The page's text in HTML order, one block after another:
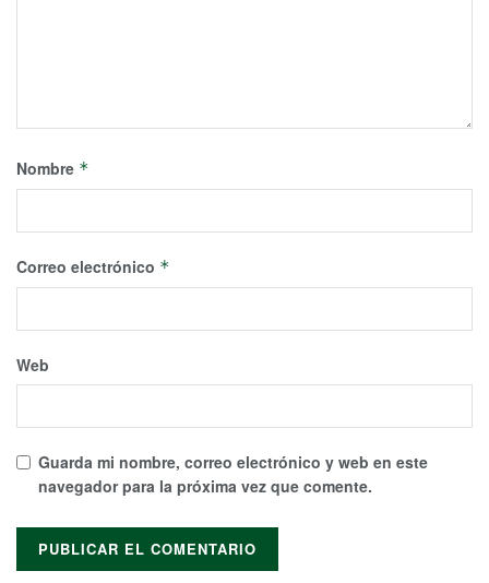
Nombre *
Correo electrónico *
Web
Guarda mi nombre, correo electrónico y web en este
navegador para la próxima vez que comente.